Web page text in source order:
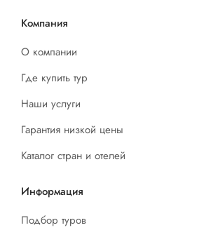
Компания
О компании
Где купить тур
Наши услуги
Гарантия низкой цены
Каталог стран и отелей
Информация
Подбор туров